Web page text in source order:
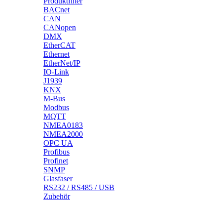
BACnet
CAN
CANopen
DMX
EtherCAT
Ethernet
EtherNet/IP
IO-Link
J1939
KNX
M-Bus
Modbus
MQTT
NMEA0183
NMEA2000
OPC UA
Profibus
Profinet
SNMP
Glasfaser
RS232 / RS485 / USB
Zubehör